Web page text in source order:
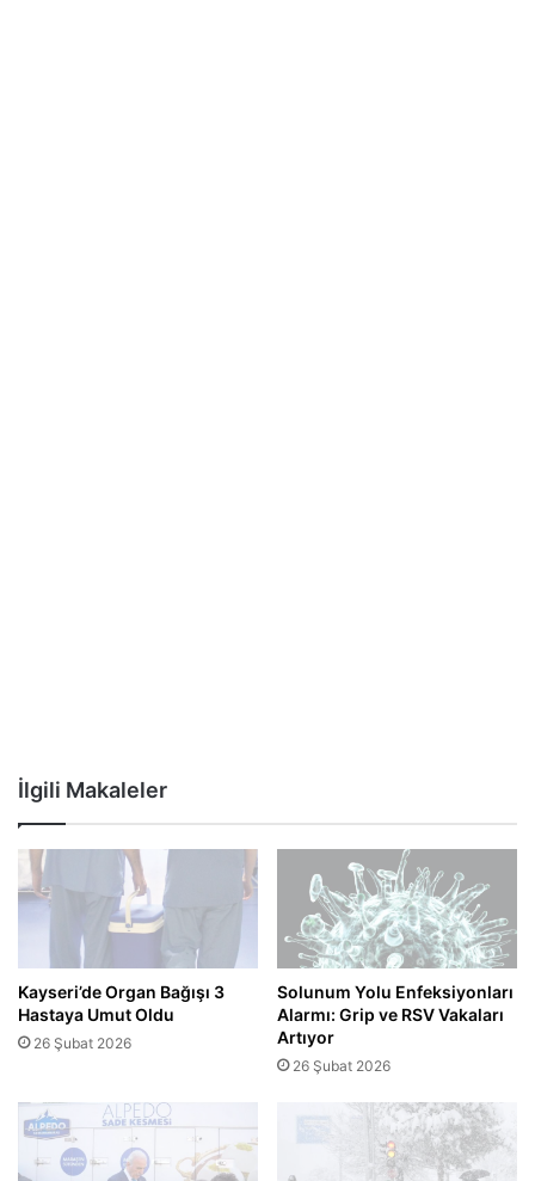
İlgili Makaleler
Kayseri’de Organ Bağışı 3
Hastaya Umut Oldu
26 Şubat 2026
Solunum Yolu Enfeksiyonları
Alarmı: Grip ve RSV Vakaları
Artıyor
26 Şubat 2026